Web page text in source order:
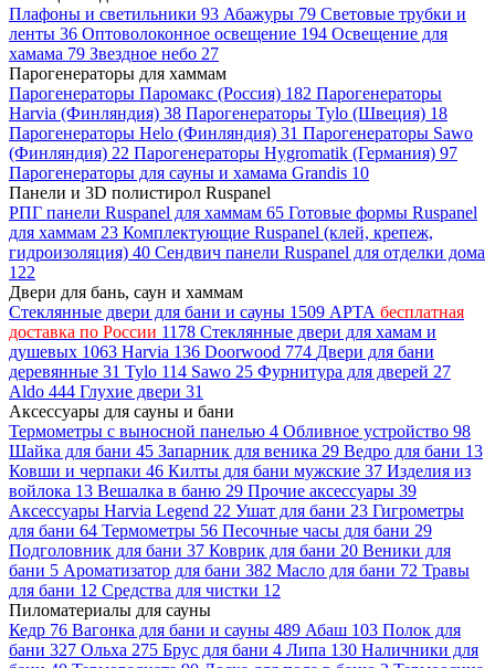
Плафоны и светильники 93 Абажуры 79 Световые трубки и
ленты 36 Оптоволоконное освещение 194 Освещение для
хамама 79 Звездное небо 27
Парогенераторы для хаммам
Парогенераторы Паромакс (Россия) 182 Парогенераторы
Harvia (Финляндия) 38 Парогенераторы Tylo (Швеция) 18
Парогенераторы Helo (Финляндия) 31 Парогенераторы Sawo
(Финляндия) 22 Парогенераторы Hygromatik (Германия) 97
Парогенераторы для сауны и хамама Grandis 10
Панели и 3D полистирол Ruspanel
РПГ панели Ruspanel для хаммам 65 Готовые формы Ruspanel
для хаммам 23 Комплектующие Ruspanel (клей, крепеж,
гидроизоляция) 40 Сендвич панели Ruspanel для отделки дома
122
Двери для бань, саун и хаммам
Стеклянные двери для бани и сауны 1509 АРТА бесплатная
доставка по России 1178 Стеклянные двери для хамам и
душевых 1063 Harvia 136 Doorwood 774 Двери для бани
деревянные 31 Tylo 114 Sawo 25 Фурнитура для дверей 27
Aldo 444 Глухие двери 31
Аксессуары для сауны и бани
Термометры с выносной панелью 4 Обливное устройство 98
Шайка для бани 45 Запарник для веника 29 Ведро для бани 13
Ковши и черпаки 46 Килты для бани мужские 37 Изделия из
войлока 13 Вешалка в баню 29 Прочие аксессуары 39
Аксессуары Harvia Legend 22 Ушат для бани 23 Гигрометры
для бани 64 Термометры 56 Песочные часы для бани 29
Подголовник для бани 37 Коврик для бани 20 Веники для
бани 5 Ароматизатор для бани 382 Масло для бани 72 Травы
для бани 12 Средства для чистки 12
Пиломатериалы для сауны
Кедр 76 Вагонка для бани и сауны 489 Абаш 103 Полок для
бани 327 Ольха 275 Брус для бани 4 Липа 130 Наличники для